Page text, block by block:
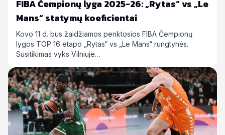
FIBA Čempionų lyga 2025-26: „Rytas“ vs „Le
Mans“ statymų koeficientai
Kovo 11 d. bus žaidžiamos penktosios FIBA Čempionų
lygos TOP 16 etapo „Rytas“ vs „Le Mans“ rungtynės.
Susitikimas vyks Vilniuje…